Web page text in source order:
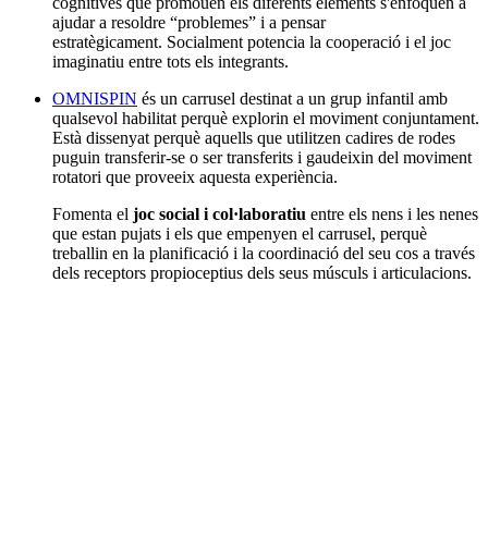
ajudar a resoldre “problemes” i a pensar
estratègicament. Socialment potencia la cooperació i el joc
imaginatiu entre tots els integrants.
OMNISPIN és un carrusel destinat a un grup infantil amb
qualsevol habilitat perquè explorin el moviment conjuntament.
Està dissenyat perquè aquells que utilitzen cadires de rodes
puguin transferir-se o ser transferits i gaudeixin del moviment
rotatori que proveeix aquesta experiència.
Fomenta el joc social i col·laboratiu entre els nens i les nenes
que estan pujats i els que empenyen el carrusel, perquè
treballin en la planificació i la coordinació del seu cos a través
dels receptors propioceptius dels seus músculs i articulacions.